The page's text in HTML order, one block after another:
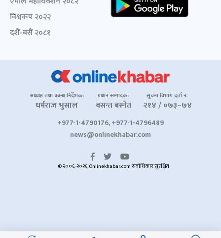
विश्वकप २०२२
दशैं-बसैं २०८१
अध्यक्ष तथा प्रबन्ध निर्देशक:
धर्मराज भुसाल
प्रधान सम्पादक:
बसन्त बस्नेत
सूचना विभाग दर्ता नं.
२१४ / ०७३–७४
+977-1-4790176, +977-1-4796489
news@onlinekhabar.com
© २००६-२०२६ Onlinekhabar.com सर्वाधिकार सुरक्षित